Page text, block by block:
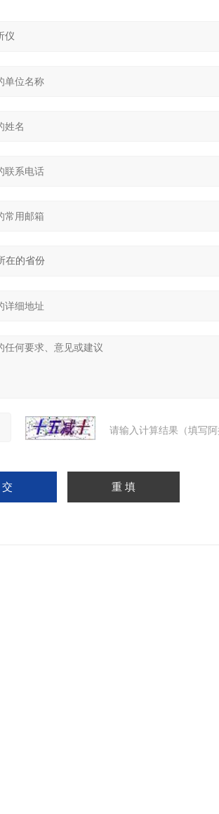
请输入计算结果（填写